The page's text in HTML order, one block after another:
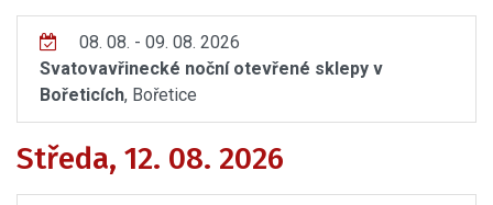
08. 08. - 09. 08. 2026
Svatovavřinecké noční otevřené sklepy v
Bořeticích, Bořetice
Středa, 12. 08. 2026